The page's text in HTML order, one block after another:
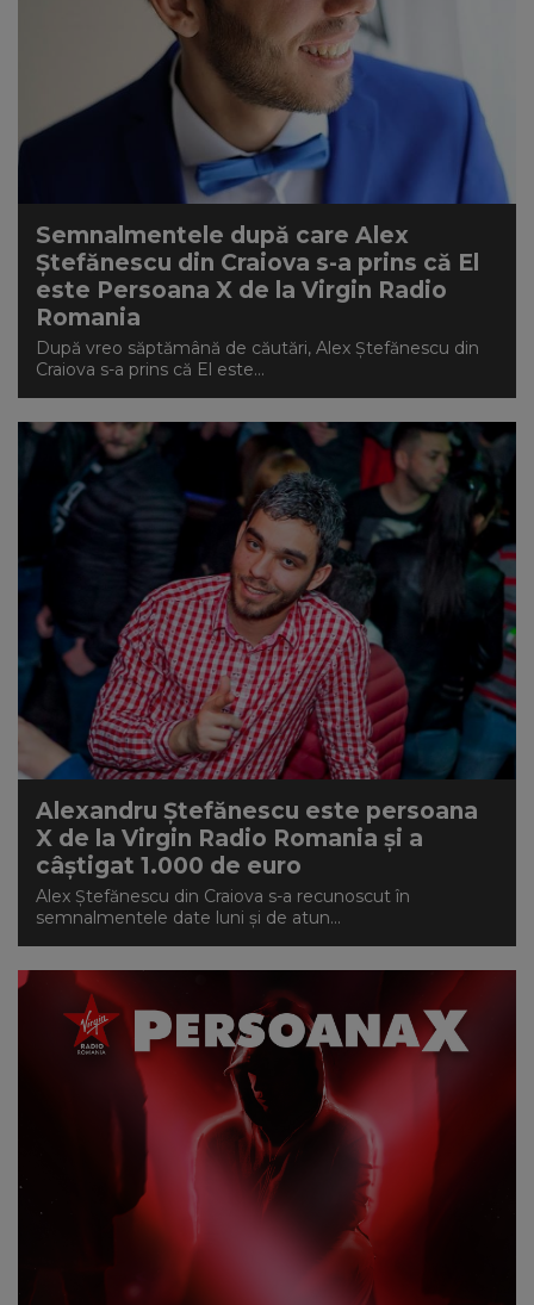
Semnalmentele după care Alex
Ștefănescu din Craiova s-a prins că El
este Persoana X de la Virgin Radio
Romania
După vreo săptămână de căutări, Alex Ștefănescu din
Craiova s-a prins că El este...
Alexandru Ștefănescu este persoana
X de la Virgin Radio Romania și a
câștigat 1.000 de euro
Alex Ștefănescu din Craiova s-a recunoscut în
semnalmentele date luni și de atun...